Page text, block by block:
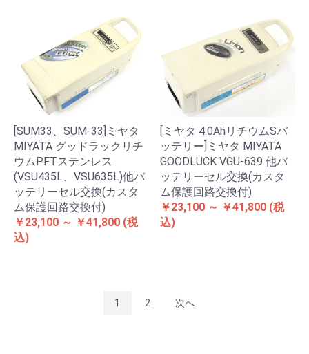
[SUM33、SUM-33]ミヤタ
MIYATA グッドラックリチ
ウムPFTステンレス
(VSU435L、VSU635L)他バ
ッテリーセル交換(カスタ
ム保護回路交換付)
￥23,100 ～ ￥41,800 (税
込)
[ミヤタ 4.0AhリチウムSバ
ッテリー]ミヤタ MIYATA
GOODLUCK VGU-639 他バ
ッテリーセル交換(カスタ
ム保護回路交換付)
￥23,100 ～ ￥41,800 (税
込)
1 2 次へ